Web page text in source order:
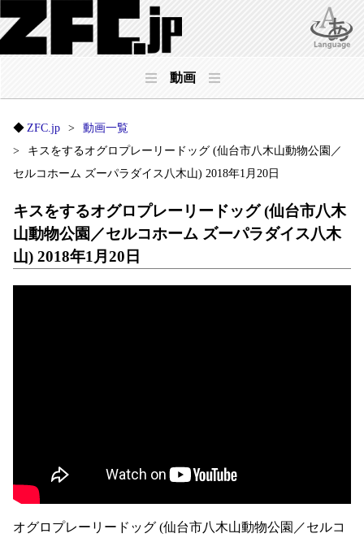
動画
ZFC.jp
動画一覧
キスをするオグロプレーリードッグ (仙台市八木山動物公園／
セルコホーム ズーパラダイス八木山) 2018年1月20日
キスをするオグロプレーリードッグ (仙台市八木
山動物公園／セルコホーム ズーパラダイス八木
山) 2018年1月20日
オグロプレーリードッグ (仙台市八木山動物公園／セルコ